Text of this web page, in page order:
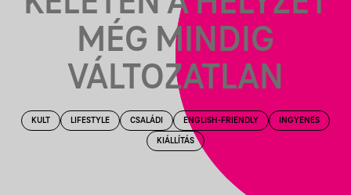
MÉG MINDIG
VÁLTOZATLAN
KULT LIFESTYLE CSALÁDI ENGLISH-FRIENDLY INGYENES
KIÁLLÍTÁS